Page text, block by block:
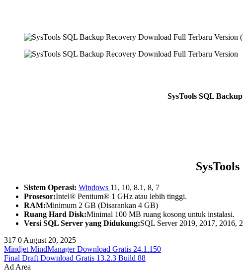
SysTools SQL
Sistem Operasi: Windows 11, 10, 8.1, 8, 7
Prosesor:Intel® Pentium® 1 GHz atau lebih tinggi.
RAM:Minimum 2 GB (Disarankan 4 GB)
Ruang Hard Disk:Minimal 100 MB ruang kosong untuk instalasi.
Versi SQL Server yang Didukung:SQL Server 2019, 2017, 2016,
317 0 August 20, 2025
Mindjet MindManager Download Gratis 24.1.150
Final Draft Download Gratis 13.2.3 Build 88
Ad Area